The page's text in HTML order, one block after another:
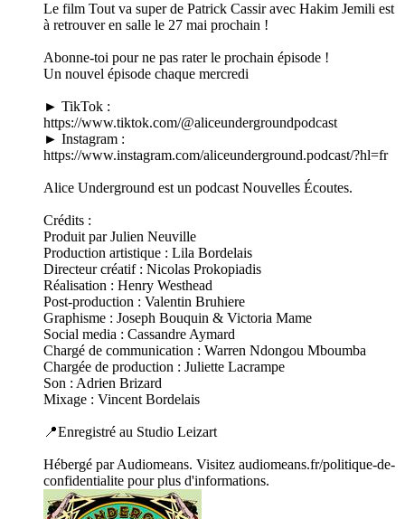
Le film Tout va super de Patrick Cassir avec Hakim Jemili est
à retrouver en salle le 27 mai prochain !
Abonne-toi pour ne pas rater le prochain épisode !
Un nouvel épisode chaque mercredi
► TikTok :
https://www.tiktok.com/@aliceundergroundpodcast
► Instagram :
https://www.instagram.com/aliceunderground.podcast/?hl=fr
Alice Underground est un podcast Nouvelles Écoutes.
Crédits :
Produit par Julien Neuville
Production artistique : Lila Bordelais
Directeur créatif : Nicolas Prokopiadis
Réalisation : Henry Westhead
Post-production : Valentin Bruhiere
Graphisme : Joseph Bouquin & Victoria Mame
Social media : Cassandre Aymard
Chargé de communication : Warren Ndongou Mboumba
Chargée de production : Juliette Lacrampe
Son : Adrien Brizard
Mixage : Vincent Bordelais
📍Enregistré au Studio Leizart
Hébergé par Audiomeans. Visitez audiomeans.fr/politique-de-
confidentialite pour plus d'informations.